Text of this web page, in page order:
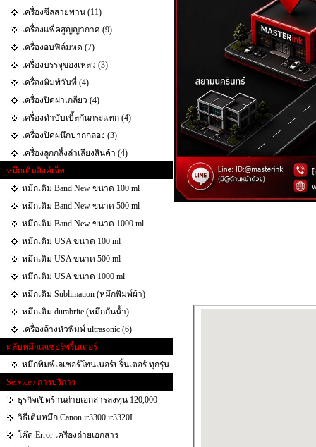
เครื่องซีลสายพาน (11)
เครื่องแพ็คสูญญากาศ (9)
เครื่องอบฟิล์มหด (7)
เครื่องบรรจุของเหลว (3)
เครื่องพิมพ์วันที่ (4)
เครื่องปิดฝาเกลียว (4)
เครื่องทำบับเบิ้ลกันกระแทก‎ (4)
เครื่องปิดผนึกปากกล่อง (3)
เครื่องลูกกลิ้งลำเลียงสินค้า (4)
หมึกเติมอิงค์เจ็ท
หมึกเติม Band New ขนาด 100 ml
หมึกเติม Band New ขนาด 500 ml
หมึกเติม Band New ขนาด 1000 ml
หมึกเติม USA ขนาด 100 ml
หมึกเติม USA ขนาด 500 ml
หมึกเติม USA ขนาด 1000 ml
หมึกเติม Sublimation (หมึกพิมพ์ผ้า)
หมึกเติม durabrite (หมึกกันน้ำ)
เครื่องล้างหัวพิมพ์ ultrasonic (6)
ตลับหมึกเลเซอร์พริ้นเตอร์
หมึกพิมพ์เลเซอร์โทนเนอร์ปริ้นเตอร์ ทุกรุ่น
Service / การบริการ
ธุรกิจเปิดร้านถ่ายเอกสารลงทุน 120,000
วิธีเติมหมึก Canon ir3300 ir3320I
โค๊ด Error เครื่องถ่ายเอกสาร